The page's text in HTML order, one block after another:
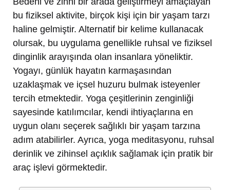
bu fiziksel aktivite, birçok kişi için bir yaşam tarzı
haline gelmiştir. Alternatif bir kelime kullanacak
olursak, bu uygulama genellikle ruhsal ve fiziksel
dinginlik arayışında olan insanlara yöneliktir.
Yogayı, günlük hayatın karmaşasından
uzaklaşmak ve içsel huzuru bulmak isteyenler
tercih etmektedir. Yoga çeşitlerinin zenginliği
sayesinde katılımcılar, kendi ihtiyaçlarına en
uygun olanı seçerek sağlıklı bir yaşam tarzına
adım atabilirler. Ayrıca, yoga meditasyonu, ruhsal
derinlik ve zihinsel açıklık sağlamak için pratik bir
araç işlevi görmektedir.